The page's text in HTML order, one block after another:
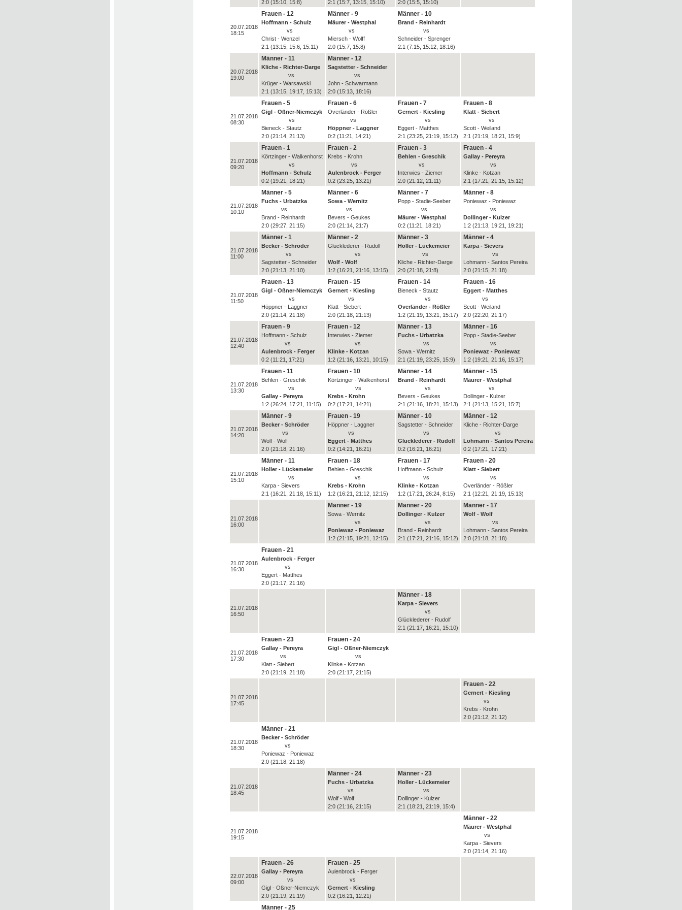
2:0 (15:10, 15:8) 2:1 (15:7, 13:15, 15:10) 2:0 (15:5, 15:10)
20.07.2018
18:15
Frauen - 12
Hoffmann - Schulz
vs
Christ - Wenzel
2:1 (13:15, 15:6, 15:11)
Männer - 9
Mäurer - Westphal
vs
Miersch - Wolff
2:0 (15:7, 15:8)
Männer - 10
Brand - Reinhardt
vs
Schneider - Sprenger
2:1 (7:15, 15:12, 18:16)
20.07.2018
19:00
Männer - 11
Kliche - Richter-Darge
vs
Krüger - Warsawski
2:1 (13:15, 19:17, 15:13)
Männer - 12
Sagstetter - Schneider
vs
John - Schwarmann
2:0 (15:13, 18:16)
21.07.2018
08:30
Frauen - 5
Gigl - Oßner-Niemczyk
vs
Bieneck - Stautz
2:0 (21:14, 21:13)
Frauen - 6
Overländer - Rößler
vs
Höppner - Laggner
0:2 (11:21, 14:21)
Frauen - 7
Gernert - Kiesling
vs
Eggert - Matthes
2:1 (23:25, 21:19, 15:12)
Frauen - 8
Klatt - Siebert
vs
Scott - Weiland
2:1 (21:19, 18:21, 15:9)
21.07.2018
09:20
Frauen - 1
Körtzinger - Walkenhorst
vs
Hoffmann - Schulz
0:2 (19:21, 18:21)
Frauen - 2
Krebs - Krohn
vs
Aulenbrock - Ferger
0:2 (23:25, 13:21)
Frauen - 3
Behlen - Greschik
vs
Interwies - Ziemer
2:0 (21:12, 21:11)
Frauen - 4
Gallay - Pereyra
vs
Klinke - Kotzan
2:1 (17:21, 21:15, 15:12)
21.07.2018
10:10
Männer - 5
Fuchs - Urbatzka
vs
Brand - Reinhardt
2:0 (29:27, 21:15)
Männer - 6
Sowa - Wernitz
vs
Bevers - Geukes
2:0 (21:14, 21:7)
Männer - 7
Popp - Stadie-Seeber
vs
Mäurer - Westphal
0:2 (11:21, 18:21)
Männer - 8
Poniewaz - Poniewaz
vs
Dollinger - Kulzer
1:2 (21:13, 19:21, 19:21)
21.07.2018
11:00
Männer - 1
Becker - Schröder
vs
Sagstetter - Schneider
2:0 (21:13, 21:10)
Männer - 2
Glücklederer - Rudolf
vs
Wolf - Wolf
1:2 (16:21, 21:16, 13:15)
Männer - 3
Holler - Lückemeier
vs
Kliche - Richter-Darge
2:0 (21:18, 21:8)
Männer - 4
Karpa - Sievers
vs
Lohmann - Santos Pereira
2:0 (21:15, 21:18)
21.07.2018
11:50
Frauen - 13
Gigl - Oßner-Niemczyk
vs
Höppner - Laggner
2:0 (21:14, 21:18)
Frauen - 15
Gernert - Kiesling
vs
Klatt - Siebert
2:0 (21:18, 21:13)
Frauen - 14
Bieneck - Stautz
vs
Overländer - Rößler
1:2 (21:19, 13:21, 15:17)
Frauen - 16
Eggert - Matthes
vs
Scott - Weiland
2:0 (22:20, 21:17)
21.07.2018
12:40
Frauen - 9
Hoffmann - Schulz
vs
Aulenbrock - Ferger
0:2 (11:21, 17:21)
Frauen - 12
Interwies - Ziemer
vs
Klinke - Kotzan
1:2 (21:16, 13:21, 10:15)
Männer - 13
Fuchs - Urbatzka
vs
Sowa - Wernitz
2:1 (21:19, 23:25, 15:9)
Männer - 16
Popp - Stadie-Seeber
vs
Poniewaz - Poniewaz
1:2 (19:21, 21:16, 15:17)
21.07.2018
13:30
Frauen - 11
Behlen - Greschik
vs
Gallay - Pereyra
1:2 (26:24, 17:21, 11:15)
Frauen - 10
Körtzinger - Walkenhorst
vs
Krebs - Krohn
0:2 (17:21, 14:21)
Männer - 14
Brand - Reinhardt
vs
Bevers - Geukes
2:1 (21:16, 18:21, 15:13)
Männer - 15
Mäurer - Westphal
vs
Dollinger - Kulzer
2:1 (21:13, 15:21, 15:7)
21.07.2018
14:20
Männer - 9
Becker - Schröder
vs
Wolf - Wolf
2:0 (21:18, 21:16)
Frauen - 19
Höppner - Laggner
vs
Eggert - Matthes
0:2 (14:21, 16:21)
Männer - 10
Sagstetter - Schneider
vs
Glücklederer - Rudolf
0:2 (16:21, 16:21)
Männer - 12
Kliche - Richter-Darge
vs
Lohmann - Santos Pereira
0:2 (17:21, 17:21)
21.07.2018
15:10
Männer - 11
Holler - Lückemeier
vs
Karpa - Sievers
2:1 (16:21, 21:18, 15:11)
Frauen - 18
Behlen - Greschik
vs
Krebs - Krohn
1:2 (16:21, 21:12, 12:15)
Frauen - 17
Hoffmann - Schulz
vs
Klinke - Kotzan
1:2 (17:21, 26:24, 8:15)
Frauen - 20
Klatt - Siebert
vs
Overländer - Rößler
2:1 (12:21, 21:19, 15:13)
21.07.2018
16:00
Männer - 19
Sowa - Wernitz
vs
Poniewaz - Poniewaz
1:2 (21:15, 19:21, 12:15)
Männer - 20
Dollinger - Kulzer
vs
Brand - Reinhardt
2:1 (17:21, 21:16, 15:12)
Männer - 17
Wolf - Wolf
vs
Lohmann - Santos Pereira
2:0 (21:18, 21:18)
21.07.2018
16:30
Frauen - 21
Aulenbrock - Ferger
vs
Eggert - Matthes
2:0 (21:17, 21:16)
21.07.2018
16:50
Männer - 18
Karpa - Sievers
vs
Glücklederer - Rudolf
2:1 (21:17, 16:21, 15:10)
21.07.2018
17:30
Frauen - 23
Gallay - Pereyra
vs
Klatt - Siebert
2:0 (21:19, 21:18)
Frauen - 24
Gigl - Oßner-Niemczyk
vs
Klinke - Kotzan
2:0 (21:17, 21:15)
21.07.2018
17:45
Frauen - 22
Gernert - Kiesling
vs
Krebs - Krohn
2:0 (21:12, 21:12)
21.07.2018
18:30
Männer - 21
Becker - Schröder
vs
Poniewaz - Poniewaz
2:0 (21:18, 21:18)
21.07.2018
18:45
Männer - 24
Fuchs - Urbatzka
vs
Wolf - Wolf
2:0 (21:16, 21:15)
Männer - 23
Holler - Lückemeier
vs
Dollinger - Kulzer
2:1 (18:21, 21:19, 15:4)
21.07.2018
19:15
Männer - 22
Mäurer - Westphal
vs
Karpa - Sievers
2:0 (21:14, 21:16)
22.07.2018
09:00
Frauen - 26
Gallay - Pereyra
vs
Gigl - Oßner-Niemczyk
2:0 (21:19, 21:19)
Frauen - 25
Aulenbrock - Ferger
vs
Gernert - Kiesling
0:2 (16:21, 12:21)
Männer - 25